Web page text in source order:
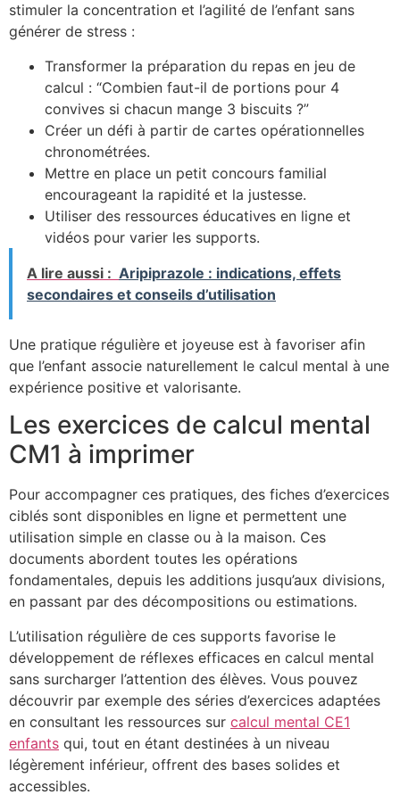
stimuler la concentration et l’agilité de l’enfant sans
générer de stress :
Transformer la préparation du repas en jeu de
calcul : “Combien faut-il de portions pour 4
convives si chacun mange 3 biscuits ?”
Créer un défi à partir de cartes opérationnelles
chronométrées.
Mettre en place un petit concours familial
encourageant la rapidité et la justesse.
Utiliser des ressources éducatives en ligne et
vidéos pour varier les supports.
A lire aussi : Aripiprazole : indications, effets
secondaires et conseils d’utilisation
Une pratique régulière et joyeuse est à favoriser afin
que l’enfant associe naturellement le calcul mental à une
expérience positive et valorisante.
Les exercices de calcul mental
CM1 à imprimer
Pour accompagner ces pratiques, des fiches d’exercices
ciblés sont disponibles en ligne et permettent une
utilisation simple en classe ou à la maison. Ces
documents abordent toutes les opérations
fondamentales, depuis les additions jusqu’aux divisions,
en passant par des décompositions ou estimations.
L’utilisation régulière de ces supports favorise le
développement de réflexes efficaces en calcul mental
sans surcharger l’attention des élèves. Vous pouvez
découvrir par exemple des séries d’exercices adaptées
en consultant les ressources sur calcul mental CE1
enfants qui, tout en étant destinées à un niveau
légèrement inférieur, offrent des bases solides et
accessibles.